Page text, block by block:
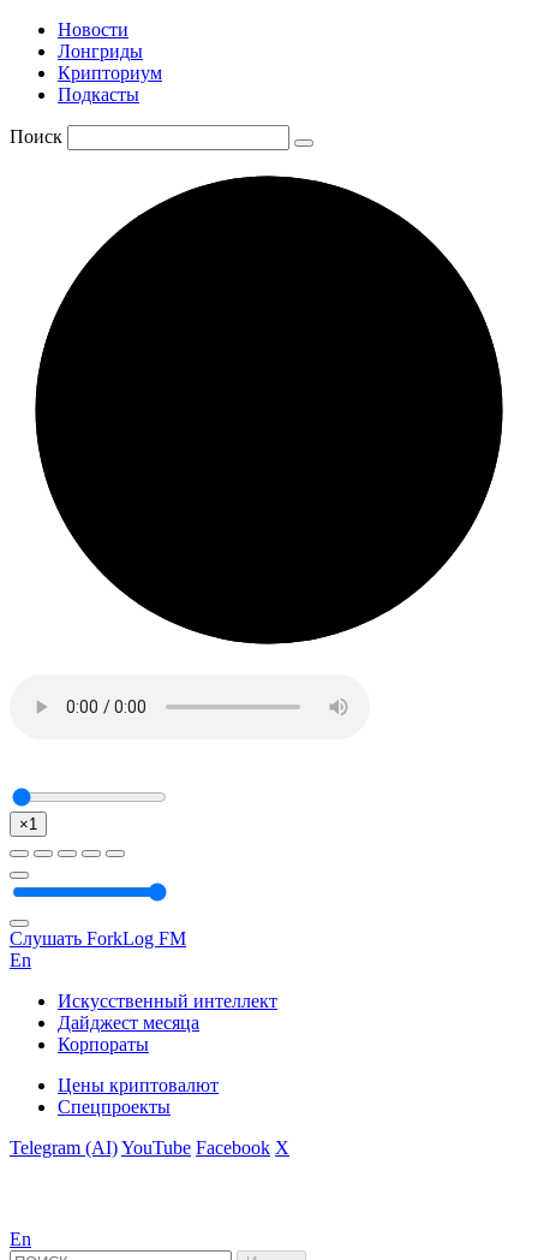
Новости
Лонгриды
Крипториум
Подкасты
Поиск
×1
Слушать ForkLog FM
En
Искусственный интеллект
Дайджест месяца
Корпораты
Цены криптовалют
Спецпроекты
Telegram (AI)YouTube Facebook X
En